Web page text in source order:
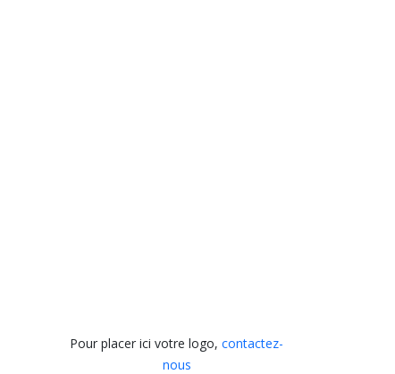
Pour placer ici votre logo, contactez-
nous